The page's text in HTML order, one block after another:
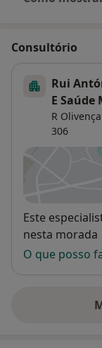
Consultório
Rui
E Saúde
R
306
Este
nesta morada
O que posso